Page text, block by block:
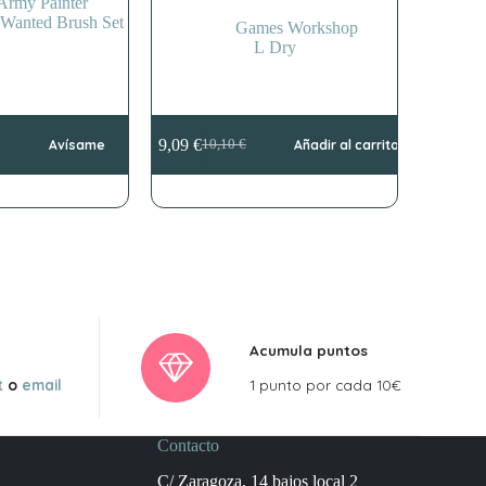
Brush Set
Avísame
Games Workshop
L Dry
10,10€
El
precio
era:
9,09 €El
precio
es:
Añadir al carrito
o email
Acumula puntos
1 punto por cada 10€
Contacto
C/ Zaragoza, 14 bajos local 2